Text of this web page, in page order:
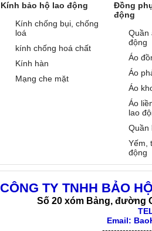
Kính bảo hộ lao động
Kính chống bụi, chống
loá
kính chống hoá chất
Kính hàn
Mạng che mặt
Đồng
động
Quần
động
Áo
Áo
Áo
Áo
lao
Quần
Yếm,
động
CÔNG TY TNHH BẢO
Số 20 xóm Bảng, đường
Email: